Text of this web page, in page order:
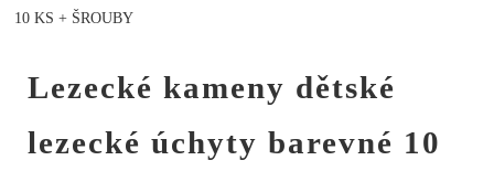
10 KS + ŠROUBY
Lezecké kameny dětské
lezecké úchyty barevné 10